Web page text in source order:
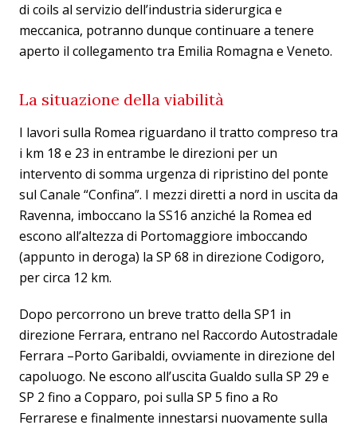
di coils al servizio dell’industria siderurgica e
meccanica, potranno dunque continuare a tenere
aperto il collegamento tra Emilia Romagna e Veneto.
La situazione della viabilità
I lavori sulla Romea riguardano il tratto compreso tra
i km 18 e 23 in entrambe le direzioni per un
intervento di somma urgenza di ripristino del ponte
sul Canale “Confina”. I mezzi diretti a nord in uscita da
Ravenna, imboccano la SS16 anziché la Romea ed
escono all’altezza di Portomaggiore imboccando
(appunto in deroga) la SP 68 in direzione Codigoro,
per circa 12 km.
Dopo percorrono un breve tratto della SP1 in
direzione Ferrara, entrano nel Raccordo Autostradale
Ferrara –Porto Garibaldi, ovviamente in direzione del
capoluogo. Ne escono all’uscita Gualdo sulla SP 29 e
SP 2 fino a Copparo, poi sulla SP 5 fino a Ro
Ferrarese e finalmente innestarsi nuovamente sulla